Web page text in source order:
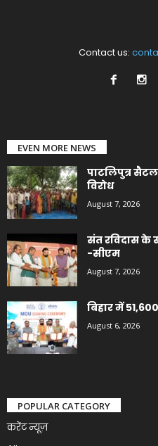
Contact us:
EVEN MORE NEWS
पाटलिपुत्र
विरोध
August 7, 2026
संत रविदास के
-सीएम
August 7, 2026
बिहार में
August 6, 2026
POPULAR CATEGORY
करेंट न्यूज़